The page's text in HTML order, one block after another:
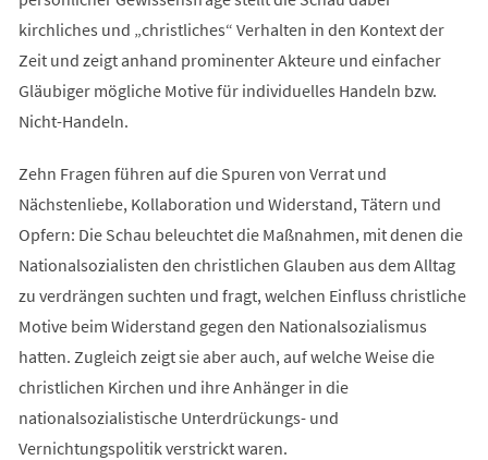
kirchliches und „christliches“ Verhalten in den Kontext der
Zeit und zeigt anhand prominenter Akteure und einfacher
Gläubiger mögliche Motive für individuelles Handeln bzw.
Nicht-Handeln.
Zehn Fragen führen auf die Spuren von Verrat und
Nächstenliebe, Kollaboration und Widerstand, Tätern und
Opfern: Die Schau beleuchtet die Maßnahmen, mit denen die
Nationalsozialisten den christlichen Glauben aus dem Alltag
zu verdrängen suchten und fragt, welchen Einfluss christliche
Motive beim Widerstand gegen den Nationalsozialismus
hatten. Zugleich zeigt sie aber auch, auf welche Weise die
christlichen Kirchen und ihre Anhänger in die
nationalsozialistische Unterdrückungs- und
Vernichtungspolitik verstrickt waren.